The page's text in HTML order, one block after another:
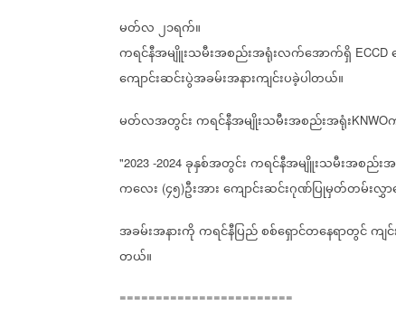
မတ်လ၂၁ရက်။
ကရင်နီအမျိူးသမီးအစည်းအရုံးလက်အောက်ရှိ ECCD
ကျောင်းဆင်းပွဲအခမ်းအနားကျင်းပခဲ့ပါတယ်။
မတ်လအတွင်းကရင်နီအမျိုးသမီးအစည်းအရုံးKNWO
"2023 -2024 ခုနှစ်အတွင်းကရင်နီအမျိူးသမီးအစည်း
ကလေး (၄၅)ဦးအားကျောင်းဆင်းဂုဏ်ပြုမှတ်တမ်းလွှာ
အခမ်းအနားကိုကရင်နီပြည်စစ်ရှောင်တနေရာတွင်ကျ
တယ်။
========================